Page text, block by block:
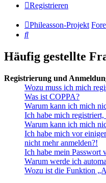
Registrieren
Phileasson-Projekt
Suche
Häufig gestellte
Registrierung und
Wozu muss ich mich
Was ist COPPA?
Warum kann ich mich
Ich habe mich
Warum kann ich mich
Ich habe mich vor
nicht mehr anmelden?!
Ich habe mein Passwort
Warum werde ich
Wozu ist die Funktion